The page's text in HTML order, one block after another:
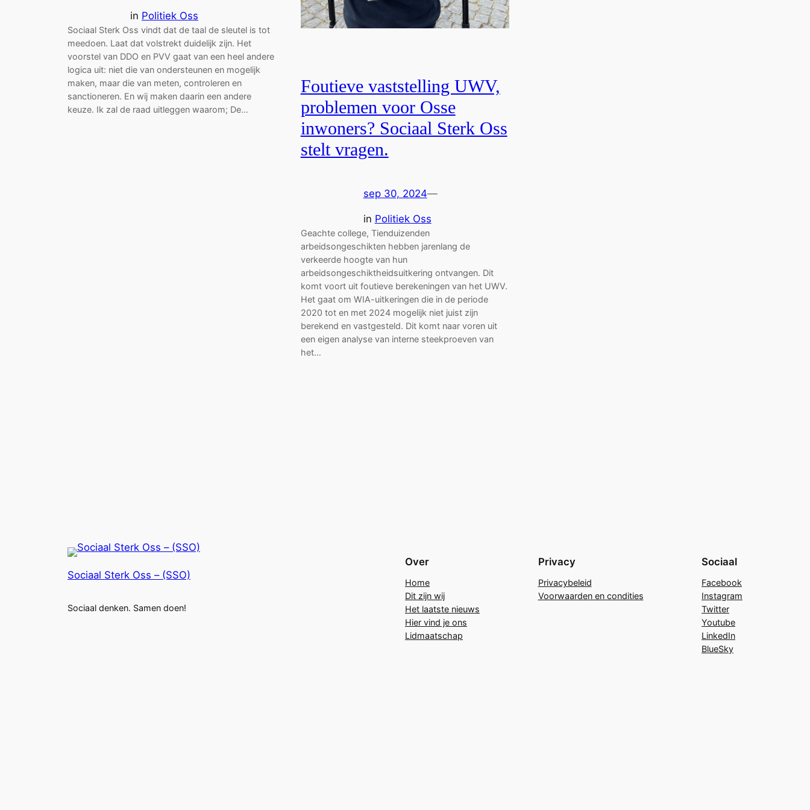
in Politiek Oss
Sociaal Sterk Oss vindt dat de taal de sleutel is tot
meedoen. Laat dat volstrekt duidelijk zijn. Het
voorstel van DDO en PVV gaat van een heel andere
logica uit: niet die van ondersteunen en mogelijk
maken, maar die van meten, controleren en
sanctioneren. En wij maken daarin een andere
keuze. Ik zal de raad uitleggen waarom; De…
Foutieve vaststelling UWV,
problemen voor Osse
inwoners? Sociaal Sterk Oss
stelt vragen.
sep 30, 2024—
in Politiek Oss
Geachte college, Tienduizenden
arbeidsongeschikten hebben jarenlang de
verkeerde hoogte van hun
arbeidsongeschiktheidsuitkering ontvangen. Dit
komt voort uit foutieve berekeningen van het UWV.
Het gaat om WIA-uitkeringen die in de periode
2020 tot en met 2024 mogelijk niet juist zijn
berekend en vastgesteld. Dit komt naar voren uit
een eigen analyse van interne steekproeven van
het…
Sociaal Sterk Oss – (SSO)
Sociaal denken. Samen doen!
Over
Home
Dit zijn wij
Het laatste nieuws
Hier vind je ons
Lidmaatschap
Privacy
Privacybeleid
Voorwaarden en condities
Sociaal
Facebook
Instagram
Twitter
Youtube
LinkedIn
BlueSky